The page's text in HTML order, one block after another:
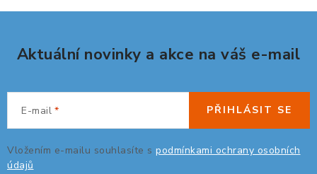
s
Aktuální novinky a akce na váš e-mail
E-mail
Vložením e-mailu souhlasíte s podmínkami ochrany osobních
údajů
PŘIHLÁSIT SE